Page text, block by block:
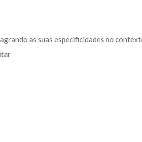
as suas especificidades no